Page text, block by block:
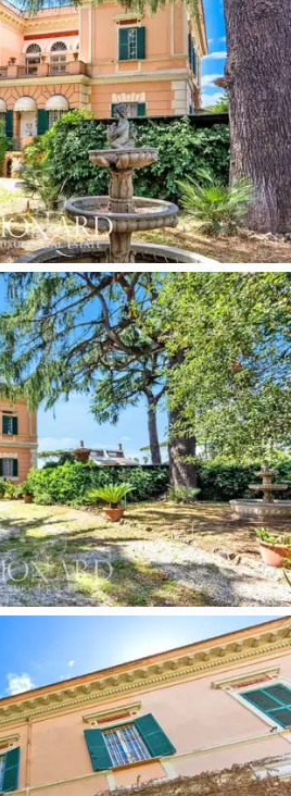
localização central, facilitando
de Roma. Atracções
o Panteão e a Fonte de Trevi
Além disso,lojas de luxo,
e praças animadas estão ao
a sua mistura irresistível de
autêntica, esta villa
para uma estadia inesquecível
oportunidade única de
intemporal de Roma num